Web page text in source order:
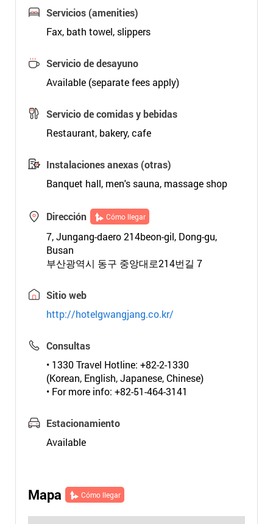
Servicios (amenities)
Fax, bath towel, slippers
Servicio de desayuno
Available (separate fees apply)
Servicio de comidas y bebidas
Restaurant, bakery, cafe
Instalaciones anexas (otras)
Banquet hall, men's sauna, massage shop
Dirección Cómo llegar
7, Jungang-daero 214beon-gil, Dong-gu,
Busan
부산광역시 동구 중앙대로214번길 7
Sitio web
http://hotelgwangjang.co.kr/
Consultas
• 1330 Travel Hotline: +82-2-1330
(Korean, English, Japanese, Chinese)
• For more info: +82-51-464-3141
Estacionamiento
Available
Mapa Cómo llegar